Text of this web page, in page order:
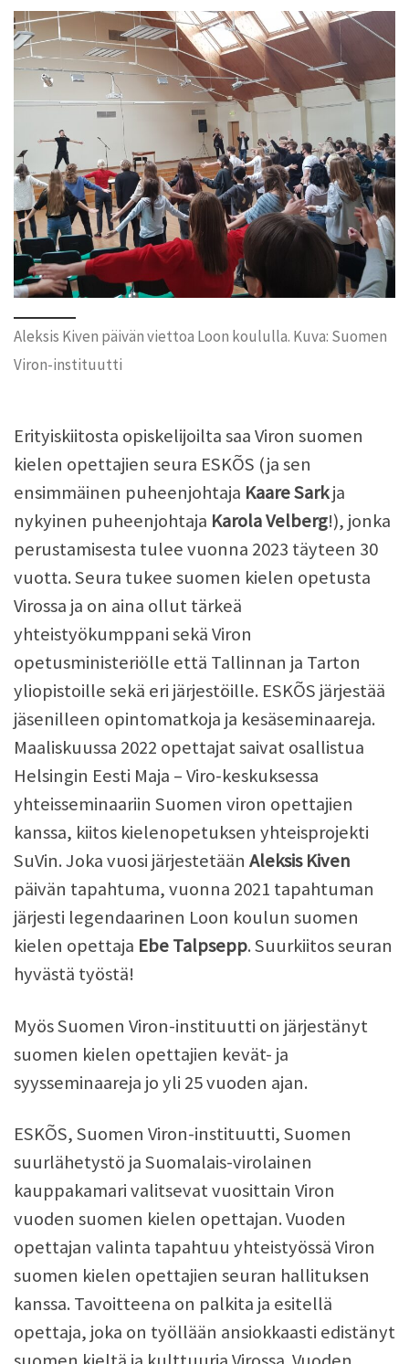
Aleksis Kiven päivän viettoa Loon koululla. Kuva: Suomen
Viron-instituutti
Erityiskiitosta opiskelijoilta saa Viron suomen
kielen opettajien seura ESKÕS (ja sen
ensimmäinen puheenjohtaja Kaare Sarkja
nykyinen puheenjohtaja Karola Velberg!), jonka
perustamisesta tulee vuonna 2023 täyteen 30
vuotta. Seura tukee suomen kielen opetusta
Virossa ja on aina ollut tärkeä
yhteistyökumppani sekä Viron
opetusministeriölle että Tallinnan ja Tarton
yliopistoille sekä eri järjestöille. ESKÕS järjestää
jäsenilleen opintomatkoja ja kesäseminaareja.
Maaliskuussa 2022 opettajat saivat osallistua
Helsingin Eesti Maja – Viro-keskuksessa
yhteisseminaariin Suomen viron opettajien
kanssa, kiitos kielenopetuksen yhteisprojekti
SuVin. Joka vuosi järjestetään Aleksis Kiven
päivän tapahtuma, vuonna 2021 tapahtuman
järjesti legendaarinen Loon koulun suomen
kielen opettaja Ebe Talpsepp. Suurkiitos seuran
hyvästä työstä!
Myös Suomen Viron-instituutti on järjestänyt
suomen kielen opettajien kevät- ja
syysseminaareja jo yli 25 vuoden ajan.
ESKÕS, Suomen Viron-instituutti, Suomen
suurlähetystö ja Suomalais-virolainen
kauppakamari valitsevat vuosittain Viron
vuoden suomen kielen opettajan. Vuoden
opettajan valinta tapahtuu yhteistyössä Viron
suomen kielen opettajien seuran hallituksen
kanssa. Tavoitteena on palkita ja esitellä
opettaja, joka on työllään ansiokkaasti edistänyt